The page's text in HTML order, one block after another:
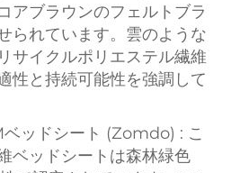
アブラウンのフェルトブラ
られています。雲のような
サイクルポリエステル繊維
性と持続可能性を強調して
ッドシート (Zomdo) : こ
ベッドシートは森林緑色